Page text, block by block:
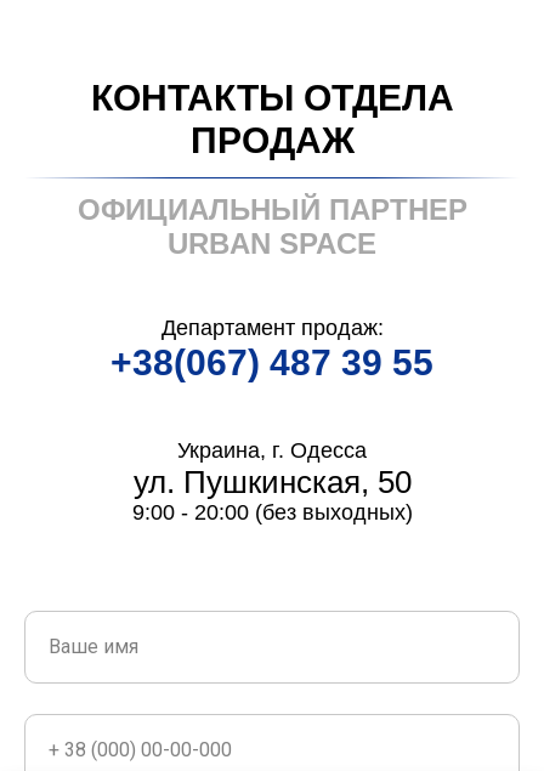
КОНТАКТЫ ОТДЕЛА
ПРОДАЖ
ОФИЦИАЛЬНЫЙ ПАРТНЕР
URBAN SPACE
Департамент продаж:
+38(067) 487 39 55
Украина, г. Одесса
ул. Пушкинская, 50
9:00 - 20:00 (без выходных)
Ваше имя
+ 38 (000) 00-00-000